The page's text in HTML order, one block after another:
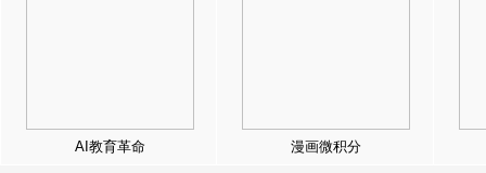
AI教育革命 漫画微积分